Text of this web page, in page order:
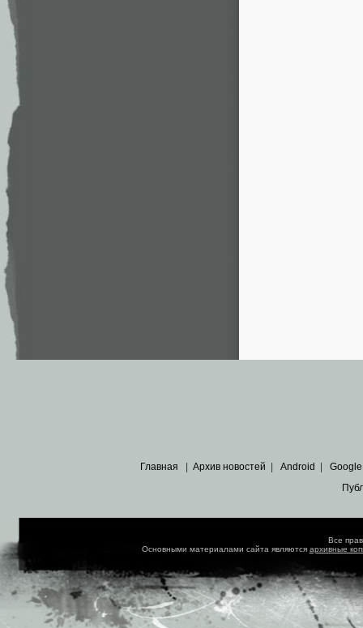
Главная Архив новостей Android Google
Все
Основными материалами сайта являются архивные